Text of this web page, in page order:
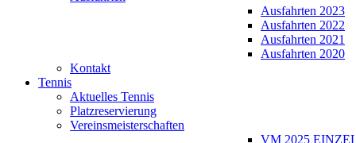
Ausfahrten 2023
Ausfahrten 2022
Ausfahrten 2021
Ausfahrten 2020
Kontakt
Tennis
Aktuelles Tennis
Platzreservierung
Vereinsmeisterschaften
VM 2025